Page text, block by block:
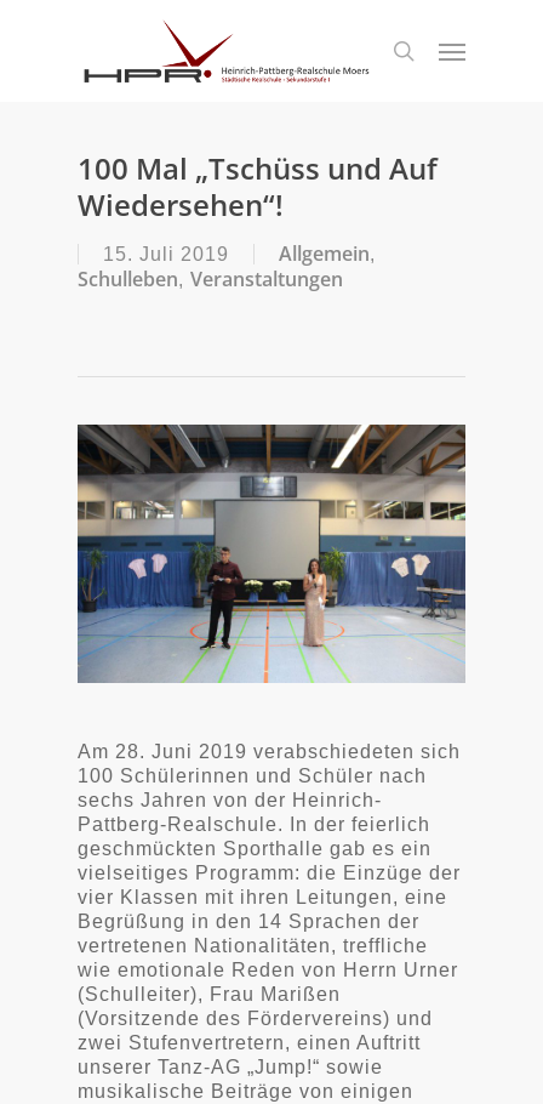
search
Menu
100 Mal „Tschüss und Auf
Wiedersehen“!
15. Juli 2019 Allgemein,
Schulleben, Veranstaltungen
Am 28. Juni 2019 verabschiedeten sich
100 Schülerinnen und Schüler nach
sechs Jahren von der Heinrich-
Pattberg-Realschule. In der feierlich
geschmückten Sporthalle gab es ein
vielseitiges Programm: die Einzüge der
vier Klassen mit ihren Leitungen, eine
Begrüßung in den 14 Sprachen der
vertretenen Nationalitäten, treffliche
wie emotionale Reden von Herrn Urner
(Schulleiter), Frau Marißen
(Vorsitzende des Fördervereins) und
zwei Stufenvertretern, einen Auftritt
unserer Tanz-AG „Jump!“ sowie
musikalische Beiträge von einigen